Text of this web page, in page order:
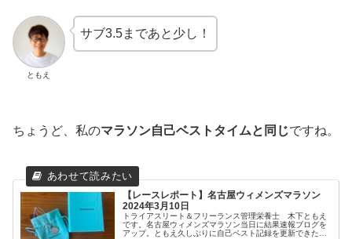
ともえ
サブ3.5まであと少し！
ちょうど、私のマラソン自己ベストタイムと同じですね。
【レースレポート】名古屋ウィメンズマラソン
2024年3月10日
トライアスリート＆フリーランス管理栄養士 木下ともえ
です。名古屋ウィメンズマラソン当日に結果速報ブログを
アップ。ともえ久しぶりに自己ベスト記録を更新できたか